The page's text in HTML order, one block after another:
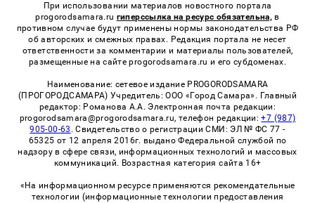
При использовании материалов новостного портала
progorodsamara.ru гиперссылка на ресурс обязательна, в
противном случае будут применены нормы законодательства РФ
об авторских и смежных правах. Редакция портала не несет
ответственности за комментарии и материалы пользователей,
размещенные на сайте progorodsamara.ru и его субдоменах.
Наименование: сетевое издание PROGORODSAMARA
(ПРОГОРОДСАМАРА) Учредитель: ООО «Город Самара». Главный
редактор: Романова А.А. Электронная почта редакции:
progorodsamara@progorodsamara.ru, телефон редакции:+7 (987)
905-00-63 . Свидетельство о регистрации СМИ: ЭЛ № ФС 77 -
65325 от 12 апреля 2016г. выдано Федеральной службой по
надзору в сфере связи, информационных технологий и массовых
коммуникаций. Возрастная категория сайта 16+
«На информационном ресурсе применяются рекомендательные
технологии (информационные технологии предоставления